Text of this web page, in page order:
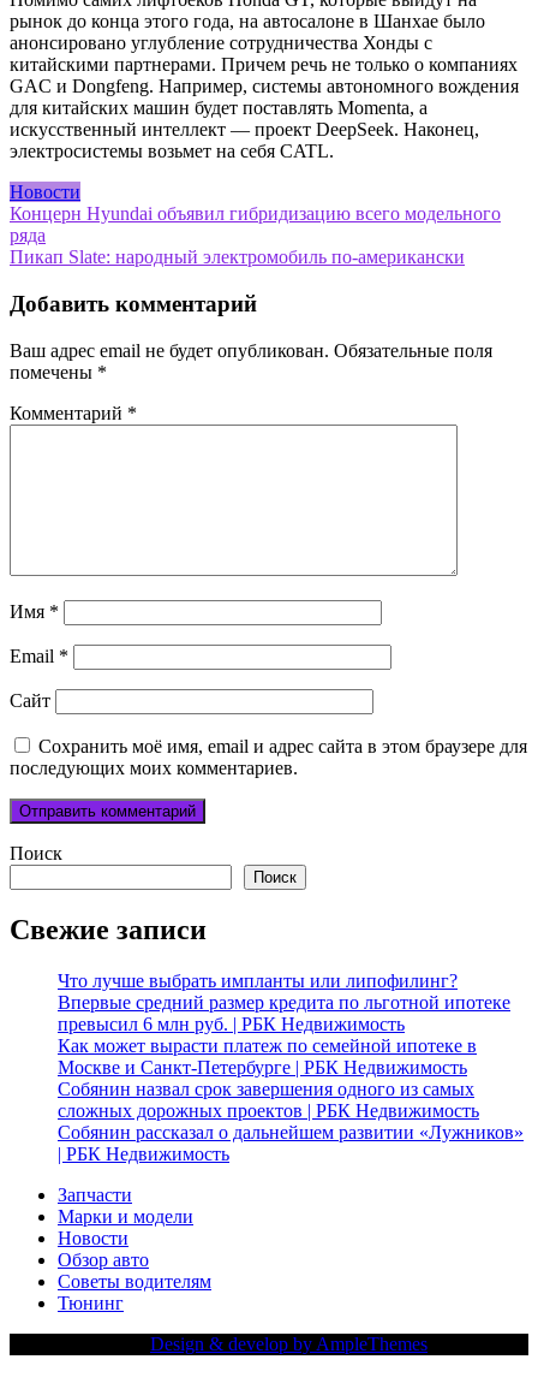
рынок до конца этого года, на автосалоне в Шанхае было
анонсировано углубление сотрудничества Хонды с
китайскими партнерами. Причем речь не только о компаниях
GAC и Dongfeng. Например, системы автономного вождения
для китайских машин будет поставлять Momenta, а
искусственный интеллект — проект DeepSeek. Наконец,
электросистемы возьмет на себя CATL.
Новости
Навигация
по
Концерн Hyundai объявил гибридизацию всего модельного
ряда
Пикап Slate: народный электромобиль по-американски
Добавить комментарий
Ваш адрес email не будет опубликован. Обязательные поля
помечены *
Комментарий *
Имя *
Email *
Сайт
Сохранить моё имя, email и адрес сайта в этом браузере для
последующих моих комментариев.
Поиск
Поиск
Свежие записи
Что лучше выбрать импланты или липофилинг?
Впервые средний размер кредита по льготной ипотеке
превысил 6 млн руб. | РБК Недвижимость
Как может вырасти платеж по семейной ипотеке в
Москве и Санкт-Петербурге | РБК Недвижимость
Собянин назвал срок завершения одного из самых
сложных дорожных проектов | РБК Недвижимость
Собянин рассказал о дальнейшем развитии «Лужников»
| РБК Недвижимость
Запчасти
Марки и модели
Новости
Обзор авто
Советы водителям
Тюнинг
Design & develop by AmpleThemes